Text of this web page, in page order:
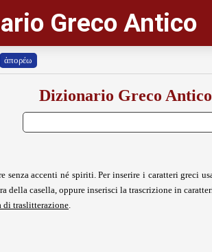
Greco Antico
ἀπορέω
Dizionario Greco
senza accenti né spiriti. Per inserire i caratteri greci
della casella, oppure inserisci la trascrizione in
di traslitterazione.